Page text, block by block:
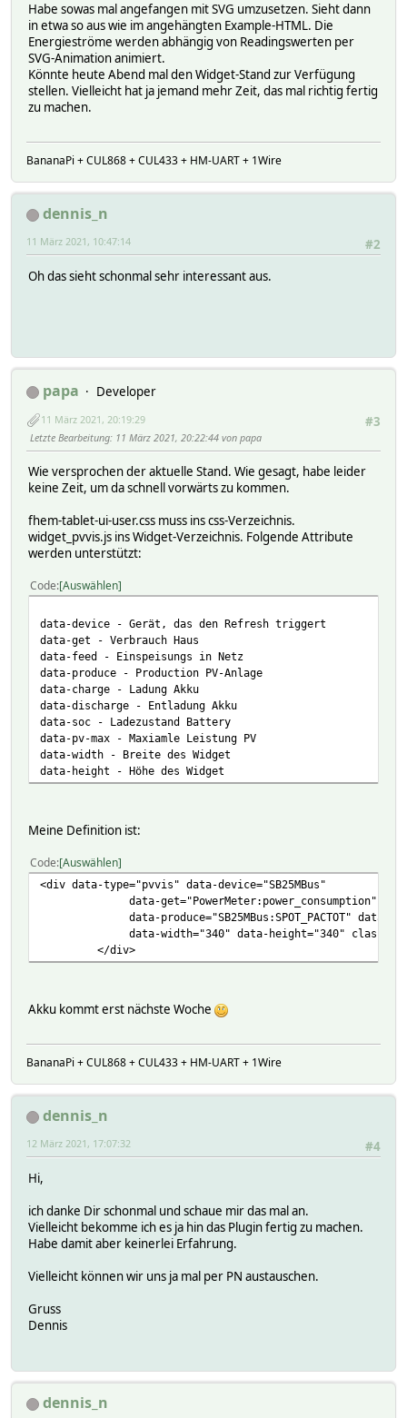
Habe sowas mal angefangen mit SVG umzusetzen. Sieht dann
in etwa so aus wie im angehängten Example-HTML. Die
Energieströme werden abhängig von Readingswerten per
SVG-Animation animiert.
Könnte heute Abend mal den Widget-Stand zur Verfügung
stellen. Vielleicht hat ja jemand mehr Zeit, das mal richtig fertig
zu machen.
BananaPi + CUL868 + CUL433 + HM-UART + 1Wire
dennis_n
#2
11 März 2021, 10:47:14
Oh das sieht schonmal sehr interessant aus.
papa
Developer
#3
11 März 2021, 20:19:29
Letzte Bearbeitung: 11 März 2021, 20:22:44 von papa
Wie versprochen der aktuelle Stand. Wie gesagt, habe leider
keine Zeit, um da schnell vorwärts zu kommen.
fhem-tablet-ui-user.css muss ins css-Verzeichnis.
widget_pvvis.js ins Widget-Verzeichnis. Folgende Attribute
werden unterstützt:
Code Auswählen
data-device - Gerät, das den Refresh triggert
data-get - Verbrauch Haus
data-feed - Einspeisungs in Netz
data-produce - Production PV-Anlage
data-charge - Ladung Akku
data-discharge - Entladung Akku
data-soc - Ladezustand Battery
data-pv-max - Maxiamle Leistung PV
data-width - Breite des Widget
data-height - Höhe des Widget
Meine Definition ist:
Code Auswählen
<div data-type="pvvis" data-device="SB25MBus"
data-get="PowerMeter:power_consumption" data-
data-produce="SB25MBus:SPOT_PACTOT" data-pv-
data-width="340" data-height="340"
</div>
Akku kommt erst nächste Woche
BananaPi + CUL868 + CUL433 + HM-UART + 1Wire
dennis_n
#4
12 März 2021, 17:07:32
Hi,
ich danke Dir schonmal und schaue mir das mal an.
Vielleicht bekomme ich es ja hin das Plugin fertig zu machen.
Habe damit aber keinerlei Erfahrung.
Vielleicht können wir uns ja mal per PN austauschen.
Gruss
Dennis
dennis_n